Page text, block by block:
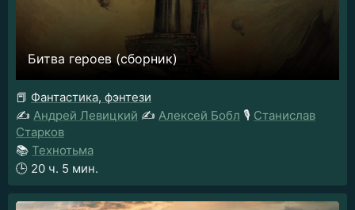
Битва героев (сборник)
📕 Фантастика, фэнтези
✍️ Андрей Левицкий ✍️ Алексей Бобл 🎙️ Станислав
Старков
📚 Технотьма
🕒 20 ч. 5 мин.